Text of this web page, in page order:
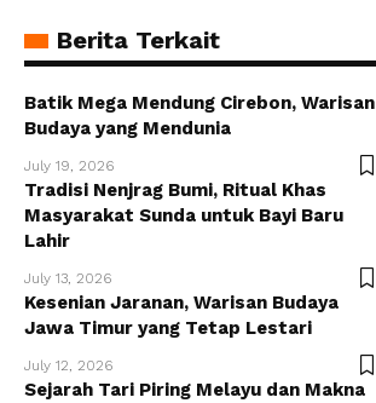
Berita Terkait
Batik Mega Mendung Cirebon, Warisan
Budaya yang Mendunia
July 19, 2026
Tradisi Nenjrag Bumi, Ritual Khas
Masyarakat Sunda untuk Bayi Baru
Lahir
July 13, 2026
Kesenian Jaranan, Warisan Budaya
Jawa Timur yang Tetap Lestari
July 12, 2026
Sejarah Tari Piring Melayu dan Makna